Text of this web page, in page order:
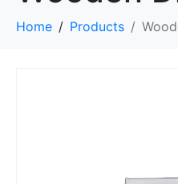
Home Products